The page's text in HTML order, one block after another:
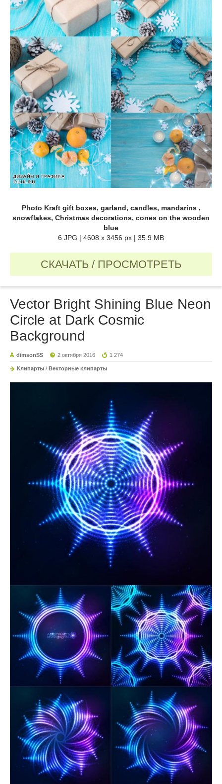
Photo Kraft gift boxes, garland, candles, mandarins ,
snowflakes, Christmas decorations, cones on the wooden
blue
6 JPG | 4608 x 3456 px | 35.9 MB
СКАЧАТЬ / ПРОСМОТРЕТЬ
Vector Bright Shining Blue Neon
Circle at Dark Cosmic
Background
dimsonSS 2 октября 2016 1 274
Клипарты / Векторные клипарты